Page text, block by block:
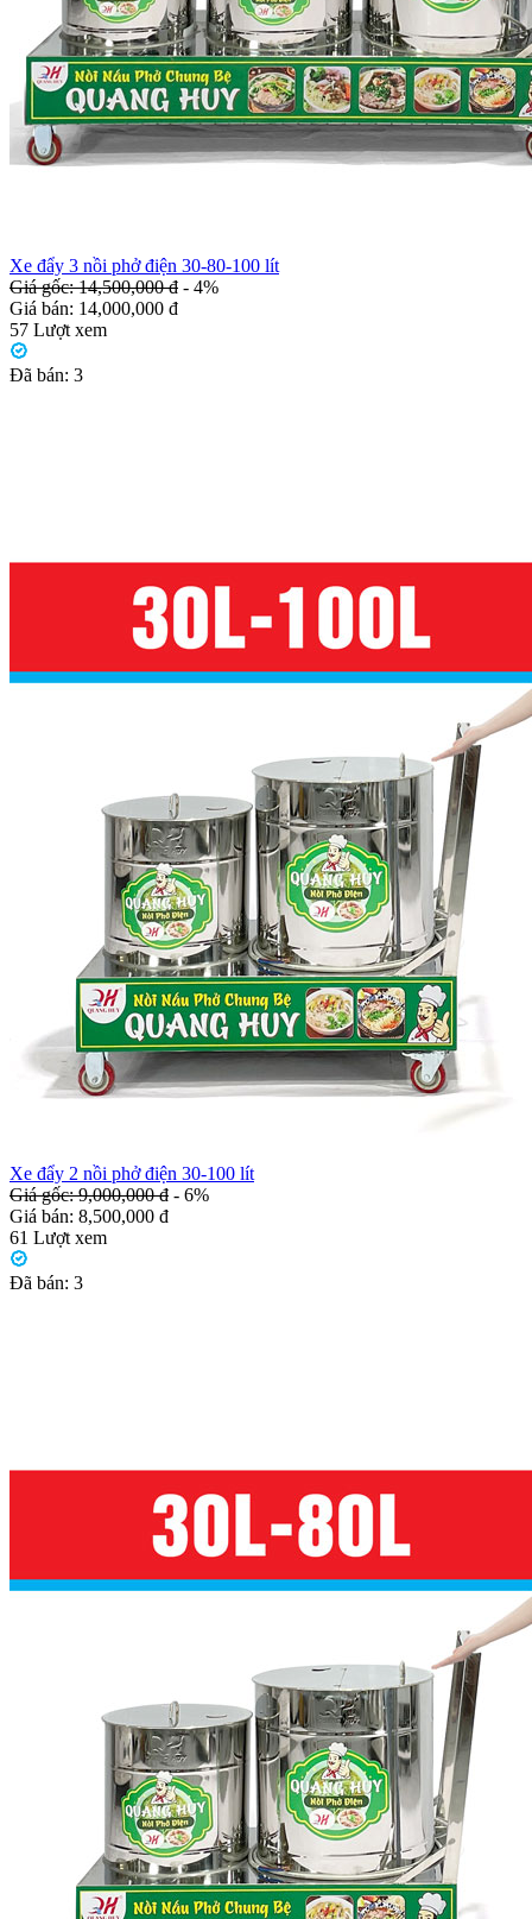
Xe đẩy 3 nồi phở điện 30-80-100 lít
Giá gốc: 14,500,000 đ - 4%
Giá bán: 14,000,000 đ
57 Lượt xem
Đã bán: 3
Xe đẩy 2 nồi phở điện 30-100 lít
Giá gốc: 9,000,000 đ - 6%
Giá bán: 8,500,000 đ
61 Lượt xem
Đã bán: 3